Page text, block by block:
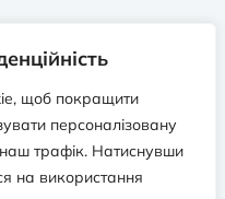
щоб покращити
персоналізовану
наш трафік. Натиснувши
на використання